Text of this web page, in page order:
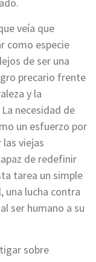
veía que
como especie
de ser una
precario frente
y la
necesidad de
un esfuerzo por
viejas
de redefinir
tarea un simple
una lucha contra
ser humano a su
sobre